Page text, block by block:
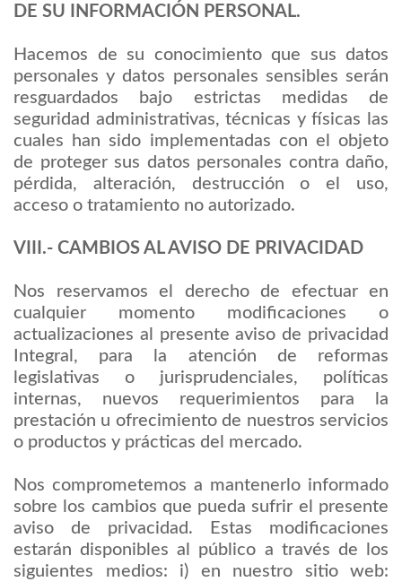
DE SU INFORMACIÓN PERSONAL.
Hacemos de su conocimiento que sus datos
personales y datos personales sensibles serán
resguardados bajo estrictas medidas de
seguridad administrativas, técnicas y físicas las
cuales han sido implementadas con el objeto
de proteger sus datos personales contra daño,
pérdida, alteración, destrucción o el uso,
acceso o tratamiento no autorizado.
VIII.- CAMBIOS AL AVISO DE PRIVACIDAD
Nos reservamos el derecho de efectuar en
cualquier momento modificaciones o
actualizaciones al presente aviso de privacidad
Integral, para la atención de reformas
legislativas o jurisprudenciales, políticas
internas, nuevos requerimientos para la
prestación u ofrecimiento de nuestros servicios
o productos y prácticas del mercado.
Nos comprometemos a mantenerlo informado
sobre los cambios que pueda sufrir el presente
aviso de privacidad. Estas modificaciones
estarán disponibles al público a través de los
siguientes medios: i) en nuestro sitio web: